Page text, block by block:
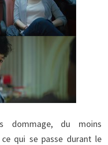
du moins
qui se passe durant le